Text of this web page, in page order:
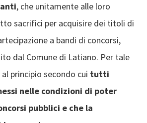
, che unitamente alle loro
sacrifici per acquisire dei titoli di
a bandi di concorsi,
dal Comune di Latiano. Per tale
principio secondo cui tutti
nelle condizioni di poter
pubblici e che la